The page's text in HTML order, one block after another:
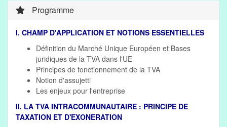
Programme
I. CHAMP D'APPLICATION ET NOTIONS ESSENTIELLES
Définition du Marché Unique Européen et Bases
juridiques de la TVA dans l'UE
Principes de fonctionnement de la TVA
Notion d'assujetti
Les enjeux pour l'entreprise
II. LA TVA INTRACOMMUNAUTAIRE : PRINCIPE DE
TAXATION ET D'EXONERATION